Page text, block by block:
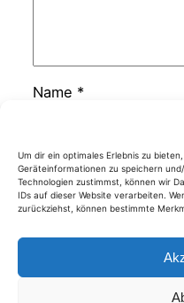
Um dir ein optimales Erlebnis zu
Geräteinformationen zu speichern
Technologien zustimmst, können wir
IDs auf dieser Website verarbeiten.
zurückziehst, können bestimmte
Name *
E-Mail-Adresse*
Website